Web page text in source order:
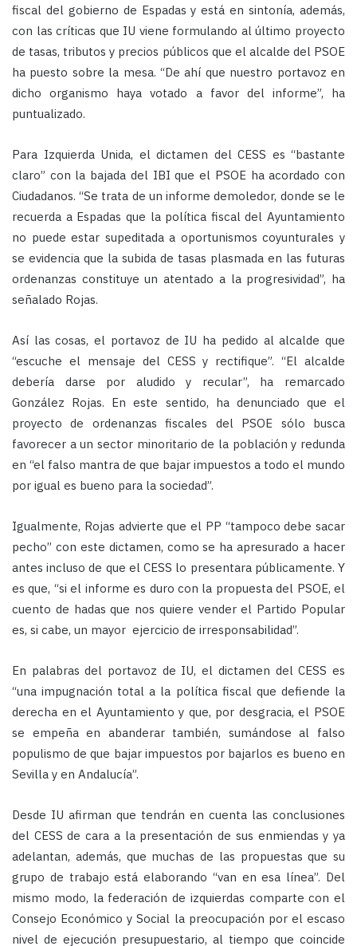
fiscal del gobierno de Espadas y está en sintonía, además,
con las críticas que IU viene formulando al último proyecto
de tasas, tributos y precios públicos que el alcalde del PSOE
ha puesto sobre la mesa. “De ahí que nuestro portavoz en
dicho organismo haya votado a favor del informe”, ha
puntualizado.
Para Izquierda Unida, el dictamen del CESS es “bastante
claro” con la bajada del IBI que el PSOE ha acordado con
Ciudadanos. “Se trata de un informe demoledor, donde se le
recuerda a Espadas que la política fiscal del Ayuntamiento
no puede estar supeditada a oportunismos coyunturales y
se evidencia que la subida de tasas plasmada en las futuras
ordenanzas constituye un atentado a la progresividad”, ha
señalado Rojas.
Así las cosas, el portavoz de IU ha pedido al alcalde que
“escuche el mensaje del CESS y rectifique”. “El alcalde
debería darse por aludido y recular”, ha remarcado
González Rojas. En este sentido, ha denunciado que el
proyecto de ordenanzas fiscales del PSOE sólo busca
favorecer a un sector minoritario de la población y redunda
en “el falso mantra de que bajar impuestos a todo el mundo
por igual es bueno para la sociedad”.
Igualmente, Rojas advierte que el PP “tampoco debe sacar
pecho” con este dictamen, como se ha apresurado a hacer
antes incluso de que el CESS lo presentara públicamente. Y
es que, “si el informe es duro con la propuesta del PSOE, el
cuento de hadas que nos quiere vender el Partido Popular
es, si cabe, un mayor ejercicio de irresponsabilidad”.
En palabras del portavoz de IU, el dictamen del CESS es
“una impugnación total a la política fiscal que defiende la
derecha en el Ayuntamiento y que, por desgracia, el PSOE
se empeña en abanderar también, sumándose al falso
populismo de que bajar impuestos por bajarlos es bueno en
Sevilla y en Andalucía”.
Desde IU afirman que tendrán en cuenta las conclusiones
del CESS de cara a la presentación de sus enmiendas y ya
adelantan, además, que muchas de las propuestas que su
grupo de trabajo está elaborando “van en esa línea”. Del
mismo modo, la federación de izquierdas comparte con el
Consejo Económico y Social la preocupación por el escaso
nivel de ejecución presupuestario, al tiempo que coincide